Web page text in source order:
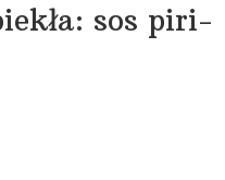
sos piri-